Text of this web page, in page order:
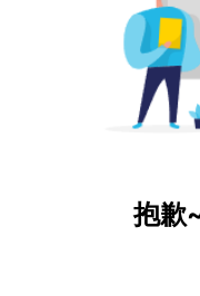
抱歉